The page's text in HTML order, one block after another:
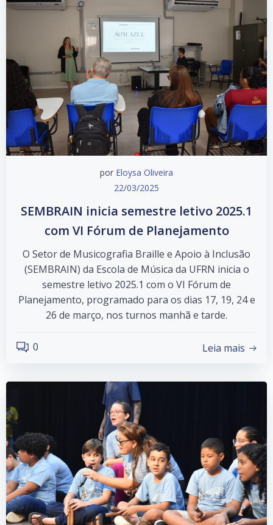
por Eloysa Oliveira
22/03/2025
SEMBRAIN inicia semestre letivo 2025.1
com VI Fórum de Planejamento
O Setor de Musicografia Braille e Apoio à Inclusão
(SEMBRAIN) da Escola de Música da UFRN inicia o
semestre letivo 2025.1 com o VI Fórum de
Planejamento, programado para os dias 17, 19, 24 e
26 de março, nos turnos manhã e tarde.
0 Leia mais